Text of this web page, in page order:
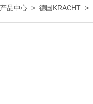
产品中心 > 德国KRACHT >